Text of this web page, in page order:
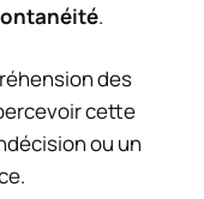
.
des
cette
ou un